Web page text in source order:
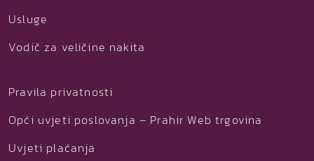
Usluge
Vodič za veličine nakita
Pravila privatnosti
Opći uvjeti poslovanja – Prahir Web trgovina
Uvjeti plaćanja